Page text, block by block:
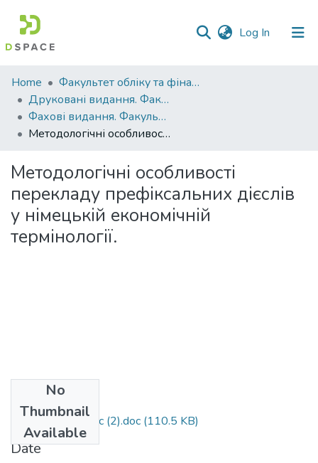
Log In (current)
Communities
&
Collections
All of DSpace
Statistics
Home
Факультет обліку та фінансів
Друковані видання. Факультет обліку та фінансів
Фахові видання. Факультет обліку та фінансів
Методологічні особливості перекладу префіксальних дієслів у німецькій економічній термінології.
Методологічні особливості
перекладу префіксальних дієслів
у німецькій економічній
термінології.
No
Thumbnail
Available
1_Volovyk.L.B. doc (2).doc (110.5 KB)
Date